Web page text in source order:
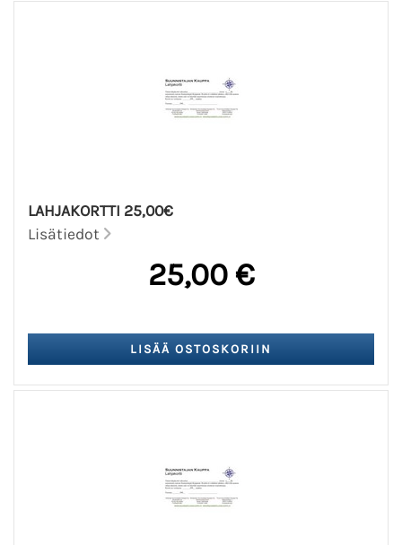
LAHJAKORTTI 25,00€
Lisätiedot
25,00 €